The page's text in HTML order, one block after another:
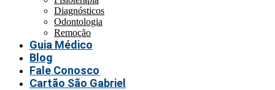
Diagnósticos
Odontologia
Remoção
Guia Médico
Blog
Fale Conosco
Cartão São Gabriel